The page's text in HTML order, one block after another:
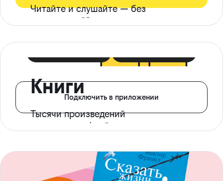
Читайте и слушайте — без
ограничений*
Книги
Тысячи произведений
с доступом офлайн
Подключить в приложении